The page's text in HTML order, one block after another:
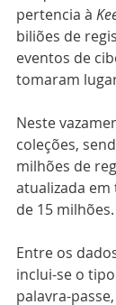
pertencia à
biliões de
eventos de
tomaram
Neste
coleções,
milhões de
atualizada
de 15 milhões.
Entre os
inclui-se o
palavra-